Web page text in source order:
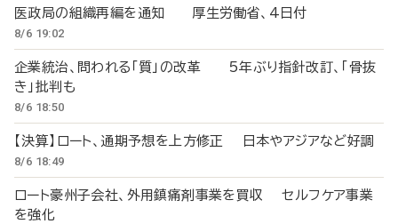
医政局の組織再編を通知 厚生労働省、4日付
8/6 19:02
企業統治、問われる「質」の改革 5年ぶり指針改訂、「骨抜
き」批判も
8/6 18:50
【決算】ロート、通期予想を上方修正 日本やアジアなど好調
8/6 18:49
ロート豪州子会社、外用鎮痛剤事業を買収 セルフケア事業
を強化